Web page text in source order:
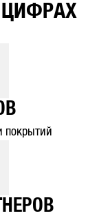
ЦИФРАХ
покрытий